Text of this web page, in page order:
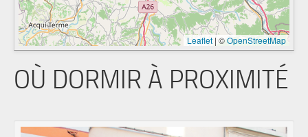
Leaflet | ©OpenStreetMap
OÙ DORMIR À PROXIMITÉ